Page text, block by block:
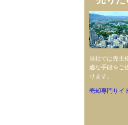
当社では売主
適な手段をご
ります。
売却専門サイ